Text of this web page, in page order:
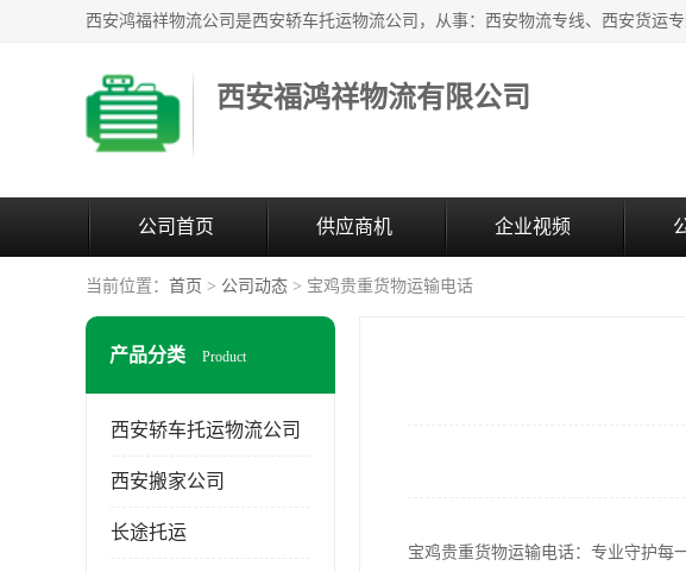
西安福鸿祥物流有限公司
公司首页 供应商机 企业视频
当前位置： 首页 > 公司动态 > 宝鸡贵重货物运输电话
产品分类 Product
西安轿车托运物流公司
西安搬家公司
长途托运
宝鸡贵重货物运输电话：专业守护每